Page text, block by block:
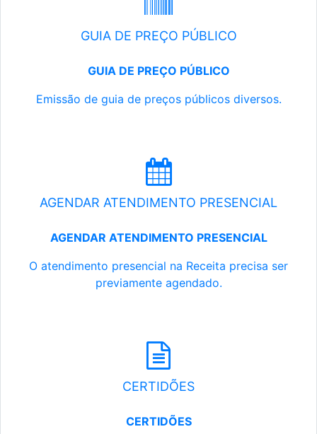
GUIA DE PREÇO PÚBLICO
GUIA DE PREÇO PÚBLICO
Emissão de guia de preços públicos diversos.
AGENDAR ATENDIMENTO PRESENCIAL
AGENDAR ATENDIMENTO PRESENCIAL
O atendimento presencial na Receita precisa ser
previamente agendado.
CERTIDÕES
CERTIDÕES